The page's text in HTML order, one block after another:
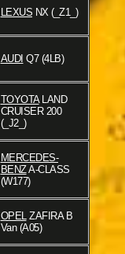
LEXUS NX (_Z1_)
AUDI Q7 (4LB)
TOYOTALAND
CRUISER 200
(_J2_)
MERCEDES-
BENZA-CLASS
(W177)
OPELZAFIRA B
Van (A05)